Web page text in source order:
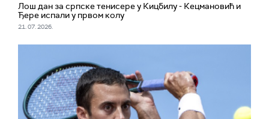
Лош дан за српске тенисере у Кицбилу - Кецмановић и
Ђере испали у првом колу
21. 07. 2026.